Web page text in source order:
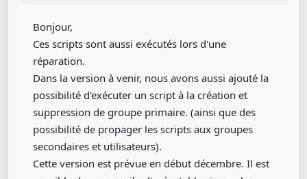
Bonjour,
Ces scripts sont aussi exécutés lors d'une
réparation.
Dans la version à venir, nous avons aussi ajouté la
possibilité d'exécuter un script à la création et
suppression de groupe primaire. (ainsi que des
possibilité de propager les scripts aux groupes
secondaires et utilisateurs).
Cette version est prévue en début décembre. Il est